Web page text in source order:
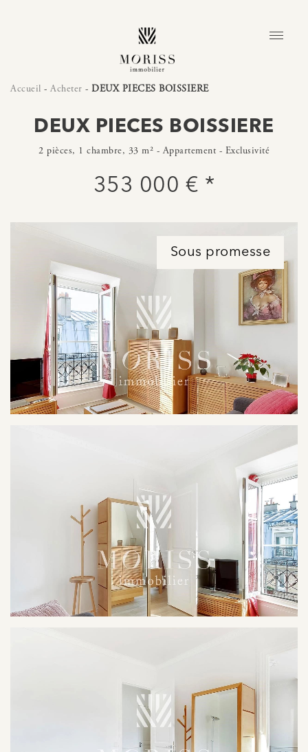
Accueil - Acheter - DEUX PIECES BOISSIERE
DEUX PIECES BOISSIERE
2 pièces, 1 chambre, 33 m² - Appartement - Exclusivité
353 000 € *
Sous promesse